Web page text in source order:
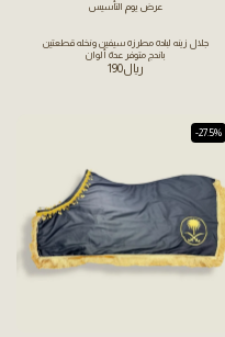
عرض يوم التأسيس
جلال زينه لباده مطرزه سيفين ونخله قطعتين
باندج متوفر عدة ألوان
﷼190
-27.5%